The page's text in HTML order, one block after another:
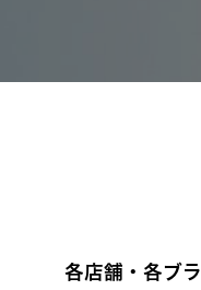
各店舗・各ブ